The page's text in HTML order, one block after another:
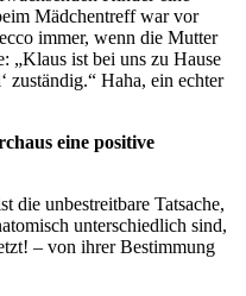
Mädchentreff war vor
immer, wenn die Mutter
„Klaus ist bei uns zu Hause
zuständig.“ Haha, ein echter
eine positive
die unbestreitbare Tatsache,
unterschiedlich sind,
– von ihrer Bestimmung